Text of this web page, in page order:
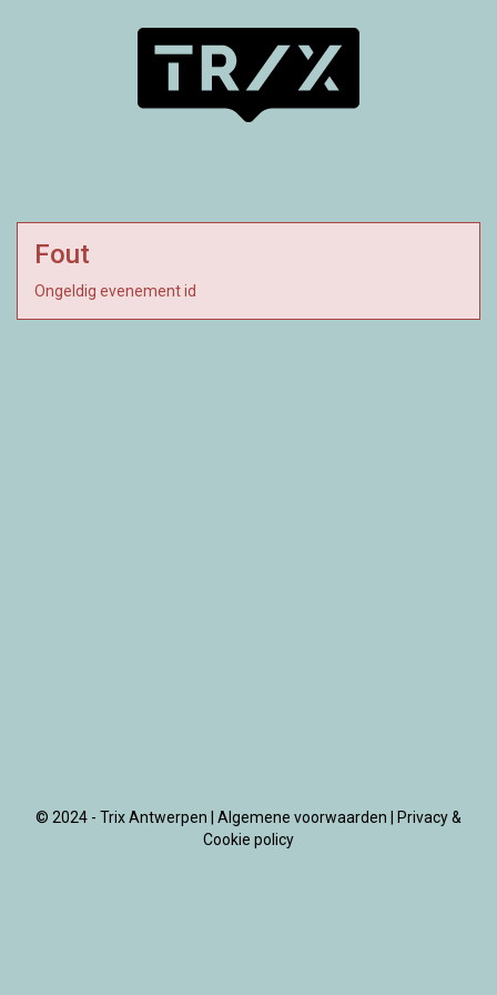
Fout
Ongeldig evenement id
© 2024 - Trix Antwerpen | Algemene voorwaarden
Privacy &
Cookie policy